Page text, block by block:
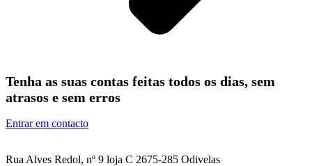
Tenha as suas contas feitas todos os dias, sem
atrasos e sem erros
Entrar em contacto
Rua Alves Redol, nº 9 loja C 2675-285 Odivelas